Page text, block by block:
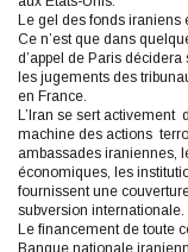
Le gel des fonds iraniens
Ce n’est que dans
d’appel de Paris
les jugements des
en France.
L’Iran se sert activement
machine des actions
ambassades iraniennes,
économiques, les
fournissent une
subversion internationale.
Le financement de toute